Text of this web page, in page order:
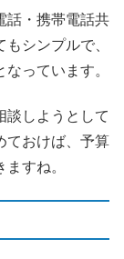
話・携帯電話共
シンプルで、
っています。
談しようとして
ておけば、予算
すね。